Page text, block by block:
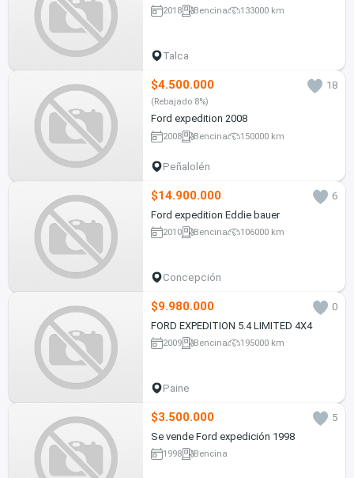
2018 Bencina 133000 km
Talca
$4.500.000 18
(Rebajado 8%)
Ford expedition 2008
2008 Bencina 150000 km
Peñalolén
$14.900.000
6
Ford expedition Eddie bauer
2010 Bencina 106000 km
Concepción
$9.980.000
0
FORD EXPEDITION 5.4 LIMITED 4X4
2009 Bencina 195000 km
Paine
$3.500.000
5
Se vende Ford expedición 1998
1998 Bencina